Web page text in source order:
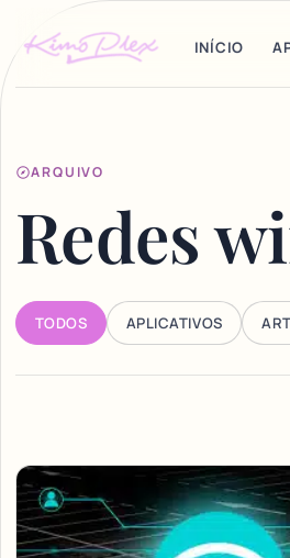
INÍCIO
ARQUIVO
Redes
TODOS APLICATIVOS
Articles